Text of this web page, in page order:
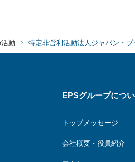
動 特定非営利活動法人ジャパン・
EPSグループにつ
トップメッセージ
会社概要・役員紹介